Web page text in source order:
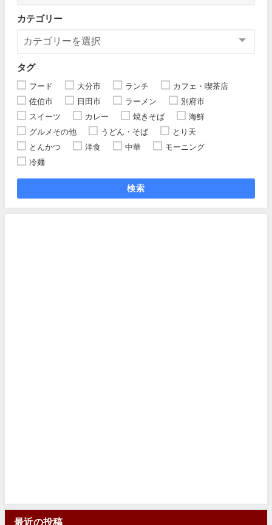
カテゴリー
タグ
フード 大分市 ランチ
カフェ・喫茶店
佐伯市
日田市 ラーメン
別府市
スイーツ
カレー 焼きそば
海鮮
グルメその他
うどん・そば
とり天
とんかつ
洋食 中華
モーニング
冷麺
検索
最近の投稿